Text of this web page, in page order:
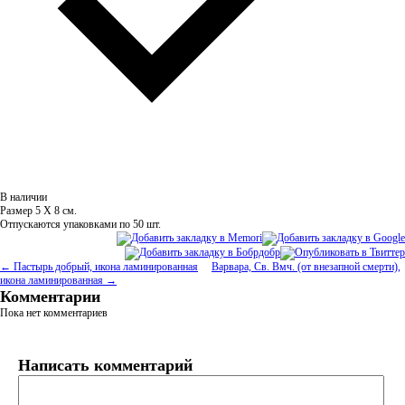
В наличии
Размер 5 Х 8 см.
Отпускаются упаковками по 50 шт.
← Пастырь добрый, икона ламинированная
Варвара, Св. Вмч. (от внезапной смерти),
икона ламинированная →
Комментарии
Пока нет комментариев
Написать комментарий